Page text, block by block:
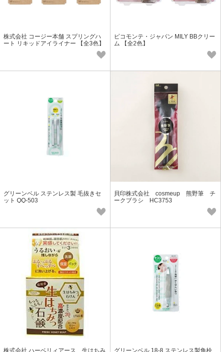
株式会社 コージー本舗 スプリングハ
ート リキッドアイライナー 【全3色】
ピコモンテ・ジャパン MILY BBクリー
ム 【全2色】
グリーンベル ステンレス製 毛抜きセ
ット QQ-503
貝印株式会社 cosmeup 熊野筆 チ
ークブラシ HC3753
株式会社 ハーベリィアース 生はちみ
グリーンベル 18-8 ステンレス製角栓